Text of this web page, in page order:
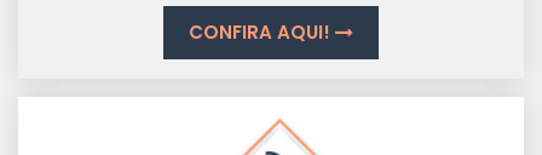
CONFIRA AQUI!